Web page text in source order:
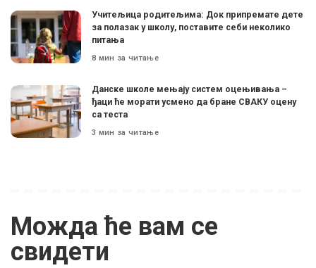
Учитељица родитељима: Док припремате дете
за полазак у школу, поставите себи неколико
питања
8 мин за читање
Данске школе мењају систем оцењивања –
ђаци ће морати усмено да бране СВАКУ оцену
са теста
3 мин за читање
Можда ће вам се
свидети